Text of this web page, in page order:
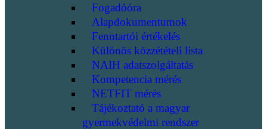
Fogadóóra
Alapdokumentumok
Fenntartói értékelés
Különös közzétételi lista
NAIH adatszolgáltatás
Kompetencia mérés
NETFIT mérés
Tájékoztató a magyar
gyermekvédelmi rendszer